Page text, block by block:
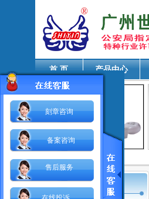
首 页 产品中心
豪华日期印章
刻章咨询
备案咨询
售后服务